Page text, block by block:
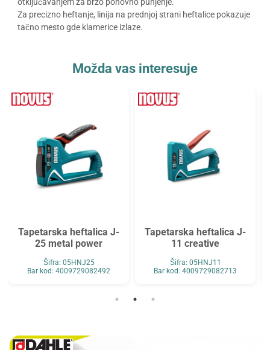
otključavanjem za brzo ponovno punjenje.
Za precizno heftanje, linija na prednjoj strani heftalice pokazuje
tačno mesto gde klamerice izlaze.
Možda vas interesuje
Tapetarska heftalica J-
25 metal power
Šifra: 05HNJ25
Bar kod: 4009729082492
Tapetarska heftalica J-
11 creative
Šifra: 05HNJ11
Bar kod: 4009729082713